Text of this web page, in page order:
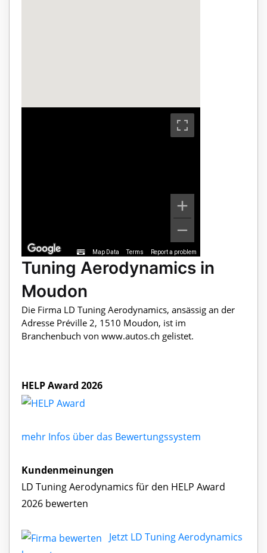
Map Data Terms Report a problem
Tuning Aerodynamics in
Moudon
Die Firma LD Tuning Aerodynamics, ansässig an der
Adresse Préville 2, 1510 Moudon, ist im
Branchenbuch von www.autos.ch gelistet.
HELP Award 2026
mehr Infos über das Bewertungssystem
Kundenmeinungen
LD Tuning Aerodynamics für den HELP Award
2026 bewerten
Jetzt LD Tuning Aerodynamics